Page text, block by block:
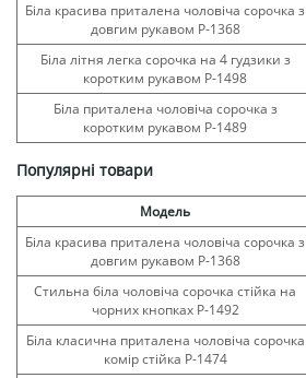
Біла красива приталена чоловіча сорочка з
довгим рукавом Р-1368
Біла літня легка сорочка на 4 гудзики з
коротким рукавом Р-1498
Біла приталена чоловіча сорочка з
коротким рукавом Р-1489
Популярні товари
Модель
Біла красива приталена чоловіча сорочка з
довгим рукавом Р-1368
Стильна біла чоловіча сорочка стійка на
чорних кнопках Р-1492
Біла класична приталена чоловіча сорочка
комір стійка Р-1474